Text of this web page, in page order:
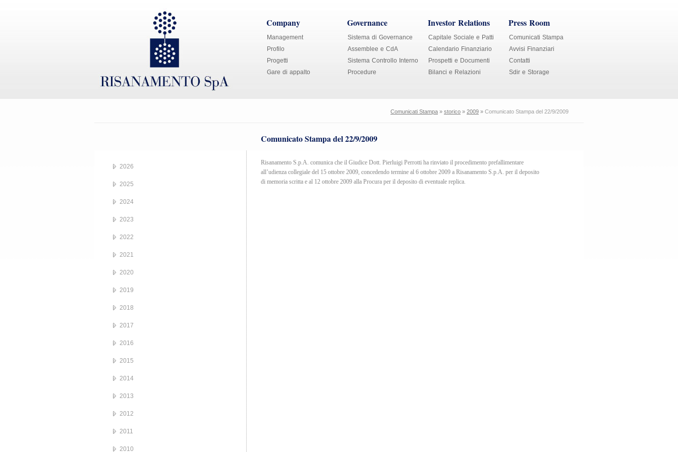
Company
Management
Profilo
Progetti
Gare di appalto
Governance
Sistema di Governance
Assemblee e CdA
Sistema Controllo Interno
Procedure
Investor Relations
Capitale Sociale e Patti
Calendario Finanziario
Prospetti e Documenti
Bilanci e Relazioni
Press Room
Comunicati Stampa
Avvisi Finanziari
Contatti
Sdir e Storage
Comunicati Stampa » storico » 2009 » Comunicato Stampa del 22/9/2009
Comunicato Stampa del 22/9/2009
Risanamento S.p.A. comunica che il Giudice Dott. Pierluigi Perrotti ha rinviato il procedimento prefallimentare
all’udienza collegiale del 15 ottobre 2009, concedendo termine al 6 ottobre 2009 a Risanamento S.p.A. per il deposito
di memoria scritta e al 12 ottobre 2009 alla Procura per il deposito di eventuale replica.
2026
2025
2024
2023
2022
2021
2020
2019
2018
2017
2016
2015
2014
2013
2012
2011
2010